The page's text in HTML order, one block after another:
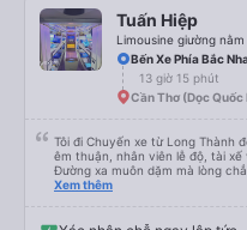
Tuấn Hiệp
Limousine giường
Bến Xe Phía Bắc
13 giờ 15 phút
Cần Thơ (Dọc Quốc
Tôi đi Chuyến xe từ Long Thành
êm thuận, nhân viên lễ độ, tài xế vững tay quả thật khiến
Đường xa muôn dặm mà lòng
nghiêm cẩn, hiếm thấy giữa thời
Xem thêm